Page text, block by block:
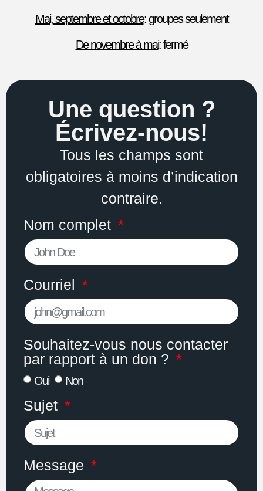
Mai, septembre et octobre: groupes seulement
De novembre à mai: fermé
Une question ?
Écrivez-nous!
Tous les champs sont
obligatoires à moins d’indication
contraire.
Nom complet
Courriel
Souhaitez-vous nous contacter
par rapport à un don ?
Oui Non
Sujet
Message